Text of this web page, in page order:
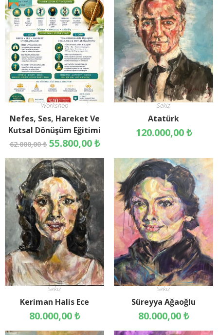
Workshop
Nefes, Ses, Hareket Ve
Kutsal Dönüşüm Eğitimi
62.000,00₺ 55.800,00₺
Sekiz
Atatürk
120.000,00₺
Sekiz
Keriman Halis Ece
80.000,00₺
Sekiz
Süreyya Ağaoğlu
80.000,00₺